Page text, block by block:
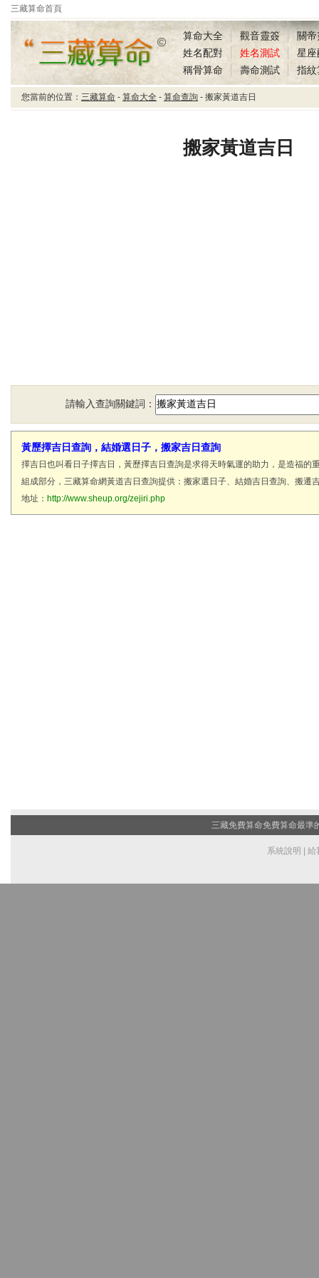
三藏算命首頁
三藏算命搬家黃道吉日
算命大全 觀音靈簽
關
姓名配對
姓名測試
星座
稱骨算命
壽命測試 指紋
您當前的位置： 三藏算命 - 算命大全 - 算命查詢 - 搬家黃道吉日
搬家黃道吉日
請輸入查詢關鍵詞：
黃歷擇吉日查詢，結婚選日子，搬家吉日查詢
擇吉日也叫看日子擇吉日，黃歷擇吉日查詢是求得天時氣運的助力，是造福的
組成部分，三藏算命網黃道吉日查詢提供：搬家選日子、結婚吉日查詢、搬遷
地址： http://www.sheup.org/zejiri.php
三藏免費算命免費算命最準
系統說明 給